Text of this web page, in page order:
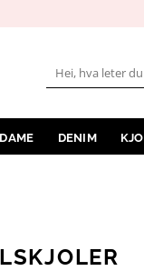
Søk
etter:
DENIM